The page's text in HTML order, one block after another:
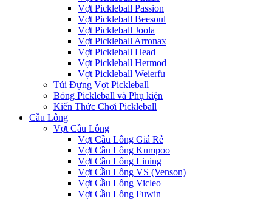
Vợt Pickleball Passion
Vợt Pickleball Beesoul
Vợt Pickleball Joola
Vợt Pickleball Arronax
Vợt Pickleball Head
Vợt Pickleball Hermod
Vợt Pickleball Weierfu
Túi Đựng Vợt Pickleball
Bóng Pickleball và Phụ kiện
Kiến Thức Chơi Pickleball
Cầu Lông
Vợt Cầu Lông
Vợt Cầu Lông Giá Rẻ
Vợt Cầu Lông Kumpoo
Vợt Cầu Lông Lining
Vợt Cầu Lông VS (Venson)
Vợt Cầu Lông Vicleo
Vợt Cầu Lông Fuwin